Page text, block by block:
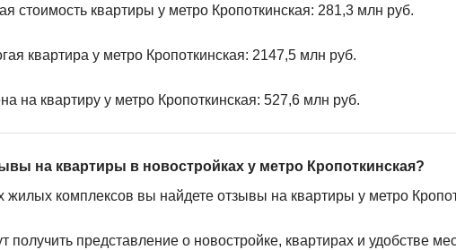
стоимость квартиры у метро Кропоткинская: 281,3 млн руб.
квартира у метро Кропоткинская: 2147,5 млн руб.
на квартиру у метро Кропоткинская: 527,6 млн руб.
на квартиры в новостройках у метро Кропоткинская?
жилых комплексов вы найдете отзывы на квартиры у метро
получить представление о новостройке, квартирах и удобстве